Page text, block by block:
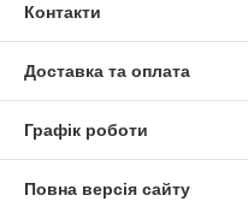
Контакти
Доставка та оплата
Графік роботи
Повна версія сайту